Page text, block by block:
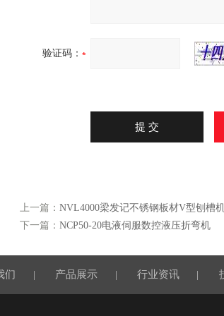
验证码：
上一篇： NVL4000梁发记不锈钢板材V型刨槽
下一篇： NCP50-20电液伺服数控液压折弯机
们 | 产品展示 | 行业资讯 |